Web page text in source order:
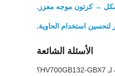
→ كرتون موجه معزز.
الأسئلة الشائعة